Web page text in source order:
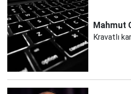
Mahmut
Kravatlı